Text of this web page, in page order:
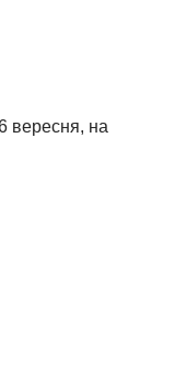
вересня, на